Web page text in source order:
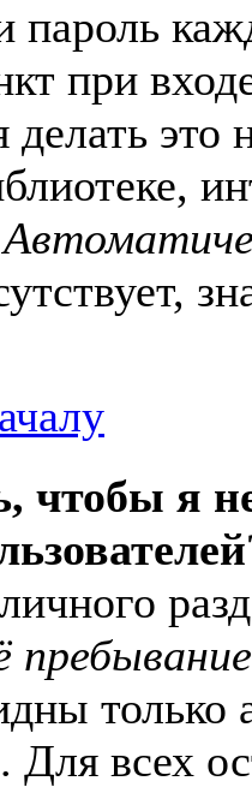
пароль
при
делать
чтобы я
только
Для всех